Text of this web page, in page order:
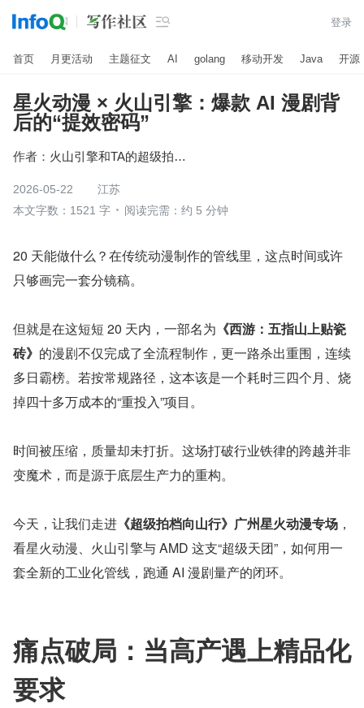
 登录
首页 月更活动 主题征文 AI golang 移动开发 Java 开源
星火动漫 × 火山引擎：爆款 AI 漫剧背
后的“提效密码”
作者： 火山引擎和TA的超级拍档们
2026-05-22
江苏
本文字数：1521 字
阅读完需：约 5 分钟
20 天能做什么？在传统动漫制作的管线里，这点时间或许
只够画完一套分镜稿。
但就是在这短短 20 天内，一部名为 《西游：五指山上贴瓷
砖》 的漫剧不仅完成了全流程制作，更一路杀出重围，连续
多日霸榜。若按常规路径，这本该是一个耗时三四个月、烧
掉四十多万成本的“重投入”项目。
时间被压缩，质量却未打折。这场打破行业铁律的跨越并非
变魔术，而是源于底层生产力的重构。
今天，让我们走进 《超级拍档向山行》广州星火动漫专场 ，
看星火动漫、火山引擎与 AMD 这支“超级天团”，如何用一
套全新的工业化管线，跑通 AI 漫剧量产的闭环。
痛点破局：当高产遇上精品化
要求